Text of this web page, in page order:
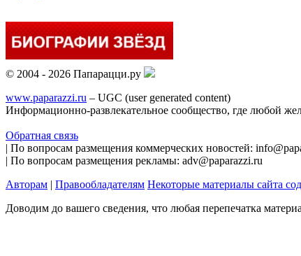
© 2004 - 2026 Папарацци.ру
www.paparazzi.ru – UGC (user generated content)
Информационно-развлекательное сообщество, где любой
Обратная связь
| По вопросам размещения коммерческих новостей:
| По вопросам размещения рекламы: adv@paparazzi.ru
Авторам | Правообладателям Некоторые материалы сайта
Доводим до вашего сведения, что любая перепечатка